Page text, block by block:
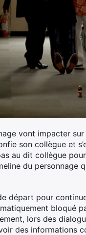
vont impacter
son collègue et
au dit collègue
du personnage
départ pour
bloqué
lors des
des informations